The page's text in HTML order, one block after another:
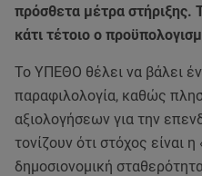
πρόσθετα μέτρα στήριξης.
κάτι τέτοιο ο
Το ΥΠΕΘΟ θέλει να βάλει
παραφιλολογία, καθώς
αξιολογήσεων για την
τονίζουν ότι στόχος είναι
δημοσιονομική